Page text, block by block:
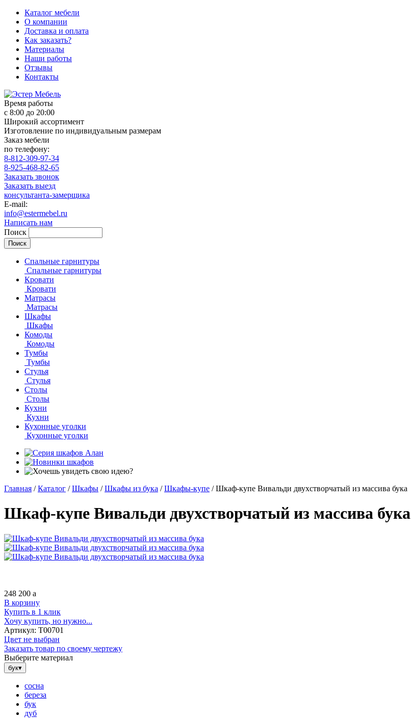
Каталог мебели
О компании
Доставка и оплата
Как заказать?
Материалы
Наши работы
Отзывы
Контакты
Время работы
с 8:00 до 20:00
Широкий ассортимент
Изготовление по индивидуальным размерам
Заказ мебели
по телефону:
8-812-309-97-34
8-925-468-82-65
Заказать звонок
Заказать выезд
консультанта-замерщика
E-mail:
info@estermebel.ru
Написать нам
Поиск
Спальные гарнитуры
Спальные гарнитуры
Кровати
Кровати
Матрасы
Матрасы
Шкафы
Шкафы
Комоды
Комоды
Тумбы
Тумбы
Стулья
Стулья
Столы
Столы
Кухни
Кухни
Кухонные уголки
Кухонные уголки
Главная / Каталог / Шкафы / Шкафы из бука / Шкафы-купе / Шкаф-купе Вивальди двухстворчатый из массива бука
Шкаф-купе Вивальди двухстворчатый из массива бука
248 200 a
В корзину
Купить в 1 клик
Хочу купить, но нужно...
Артикул: Т00701
Цвет не выбран
Заказать товар по своему чертежу
Выберите материал
бук▾
сосна
береза
бук
дуб